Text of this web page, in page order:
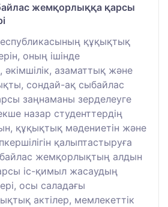
жемқорлыққа қарсы
құқықтық
оның ішінде
азаматтық және
сондай-ақ сыбайлас
заңнаманы зерделеуге
назар студенттердің
құқықтық мәдениетін және
қалыптастыруға
жемқорлықтың алдын
іс-қимыл жасаудың
осы саладағы
актілер, мемлекеттік